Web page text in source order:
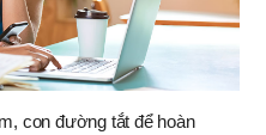
con đường tắt để hoàn